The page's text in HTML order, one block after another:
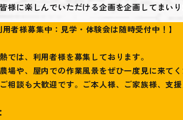
様に楽しんでいただける企画を企画してまい
用者様募集中：見学・体験会は随時受付中！】
では、利用者様を募集しております。
場や、屋内での作業風景をぜひ一度見に来て
相談も大歓迎です。ご本人様、ご家族様、支